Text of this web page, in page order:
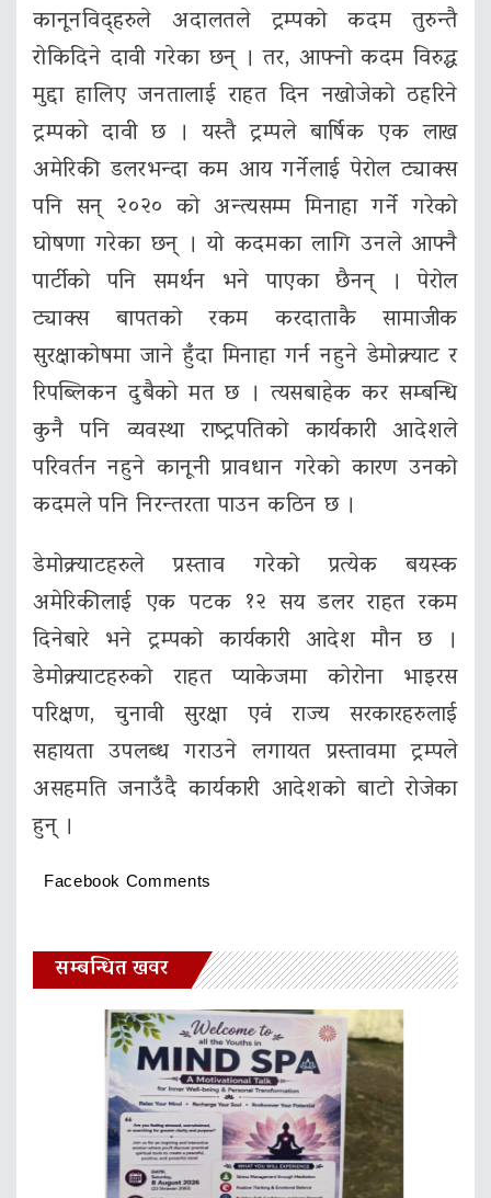
कानूनविद्हरुले अदालतले ट्रम्पको कदम तुरुन्तै
रोकिदिने दावी गरेका छन् । तर, आफ्नो कदम विरुद्ध
मुद्दा हालिए जनतालाई राहत दिन नखोजेको ठहरिने
ट्रम्पको दावी छ । यस्तै ट्रम्पले बार्षिक एक लाख
अमेरिकी डलरभन्दा कम आय गर्नेलाई पेरोल ट्याक्स
पनि सन् २०२० को अन्त्यसम्म मिनाहा गर्ने गरेको
घोषणा गरेका छन् । यो कदमका लागि उनले आफ्नै
पार्टीको पनि समर्थन भने पाएका छैनन् । पेरोल
ट्याक्स बापतको रकम करदाताकै सामाजीक
सुरक्षाकोषमा जाने हुँदा मिनाहा गर्न नहुने डेमोक्र्याट र
रिपब्लिकन दुबैको मत छ । त्यसबाहेक कर सम्बन्धि
कुनै पनि व्यवस्था राष्ट्रपतिको कार्यकारी आदेशले
परिवर्तन नहुने कानूनी प्रावधान गरेको कारण उनको
कदमले पनि निरन्तरता पाउन कठिन छ ।
डेमोक्र्याटहरुले प्रस्ताव गरेको प्रत्येक बयस्क
अमेरिकीलाई एक पटक १२ सय डलर राहत रकम
दिनेबारे भने ट्रम्पको कार्यकारी आदेश मौन छ ।
डेमोक्र्याटहरुको राहत प्याकेजमा कोरोना भाइरस
परिक्षण, चुनावी सुरक्षा एवं राज्य सरकारहरुलाई
सहायता उपलब्ध गराउने लगायत प्रस्तावमा ट्रम्पले
असहमति जनाउँदै कार्यकारी आदेशको बाटो रोजेका
हुन् ।
Facebook Comments
सम्बन्धित खवर